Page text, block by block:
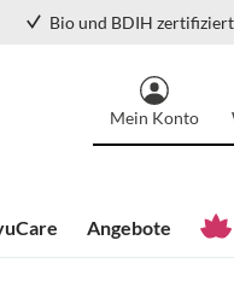
Bio und BDIH zertifiziert
Angebote
Mein Konto